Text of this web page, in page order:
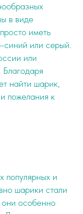
в виде
иметь
или серый.
или
найти шарик,
пожелания к
популярных и
шарики стали
особенно